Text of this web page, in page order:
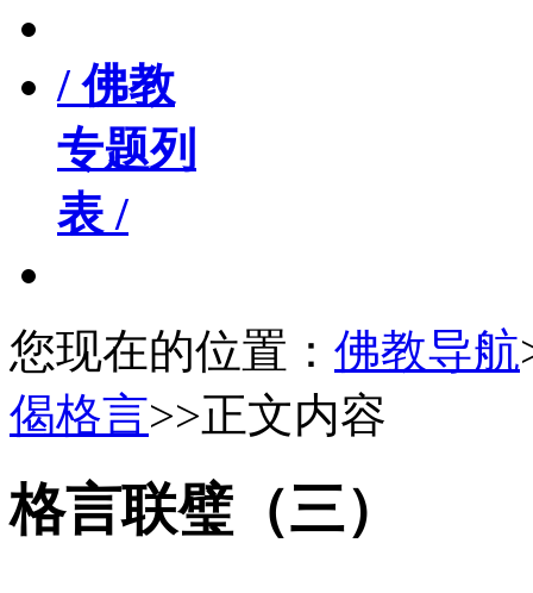
/ 佛教
专题列
表 /
您现在的位置： 佛教导航
偈格言>>正文内容
格言联璧（三）